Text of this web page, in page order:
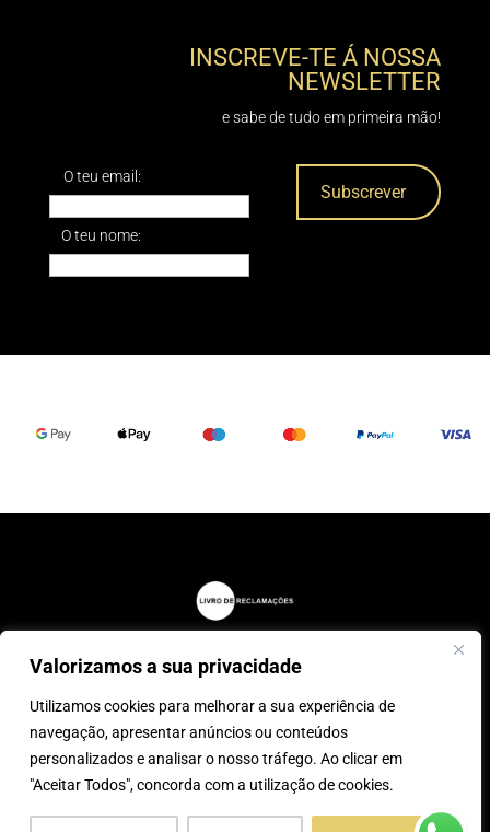
Valorizamos a sua privacidade
Utilizamos cookies para melhorar a sua experiência de
navegação, apresentar anúncios ou conteúdos
personalizados e analisar o nosso tráfego. Ao clicar em
"Aceitar Todos", concorda com a utilização de cookies.
INSCREVE-TE Á NOSSA
NEWSLETTER
e sabe de tudo em primeira mão!
O teu email:
O teu nome:
desenvolvido por:Tecnologias
Imaginadas